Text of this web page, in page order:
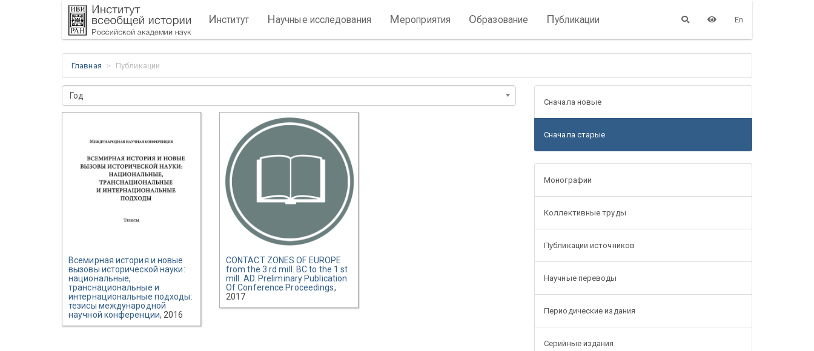
Институт Научные исследования Мероприятия Образование Публикации En
Главная Публикации
Год
Всемирная история и новые
вызовы исторической науки:
национальные,
транснациональные и
интернациональные подходы:
тезисы международной
научной конференции, 2016
CONTACT ZONES OF EUROPE
from the 3 rd mill. BC to the 1 st
mill. AD. Preliminary Publication
Of Conference Proceedings,
2017
Сначала новые
Сначала старые
Монографии
Коллективные труды
Публикации источников
Научные переводы
Периодические издания
Серийные издания